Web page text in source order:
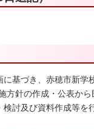
基づき、赤穂市新学
方針の作成・公表か
討及び資料作成等を